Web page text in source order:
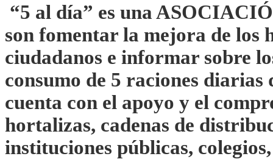
“5 al día” es una
son fomentar la mejora de los
ciudadanos e informar sobre
consumo de 5 raciones
cuenta con el apoyo y el
hortalizas, cadenas de
instituciones públicas,